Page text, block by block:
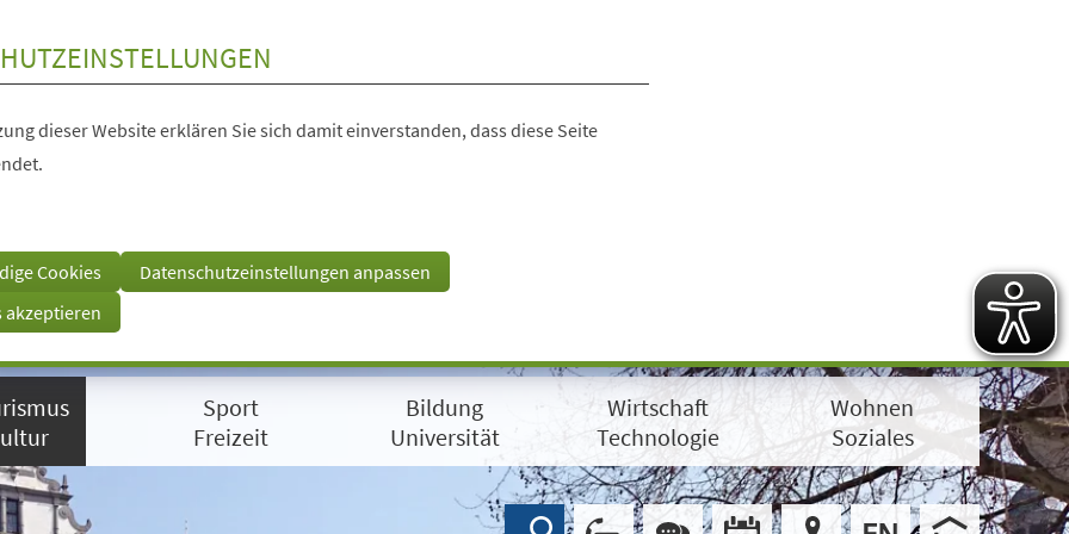
dieser Website erklären Sie sich damit einverstanden, dass diese Seite
Cookies
Datenschutzeinstellungen anpassen
akzeptieren
Sport
Freizeit
Bildung
Universität
Wirtschaft
Technologie
Wohnen
Soziales